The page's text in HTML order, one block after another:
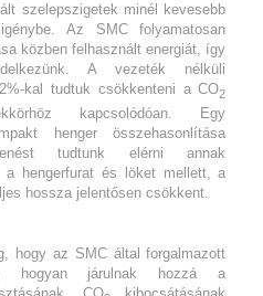
szelepszigetek minél kevesebb
Az SMC folyamatosan
közben felhasznált energiát, így
A vezeték nélküli
kal tudtuk csökkenteni a CO2
kapcsolódóan. Egy
henger összehasonlítása
tudtunk elérni annak
a hengerfurat és löket mellett, a
hossza jelentősen csökkent.
hogy az SMC által forgalmazott
hogyan járulnak hozzá a